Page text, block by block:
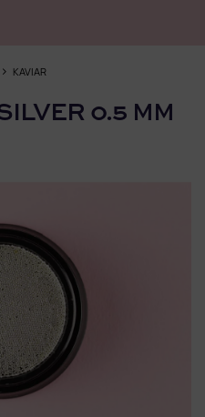
KAVIAR
0.5 MM